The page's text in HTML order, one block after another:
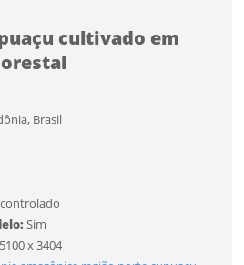
cultivado em
Brasil
Sim
5100 x 3404
SE
sobre a Pulsar Imagens
Termos de Uso do site